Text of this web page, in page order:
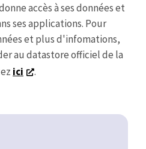
accès à ses données et
ses applications. Pour
et plus d'infomations,
au datastore officiel de la
ici .